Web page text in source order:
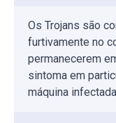
Os Trojans são
furtivamente no
permanecerem
sintoma em
máquina